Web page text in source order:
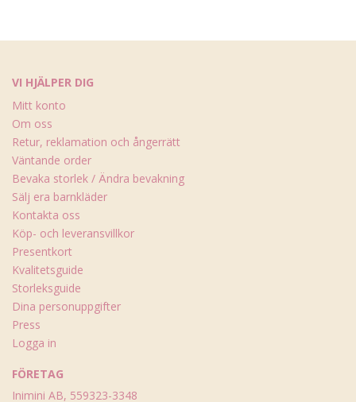
VI HJÄLPER DIG
Mitt konto
Om oss
Retur, reklamation och ångerrätt
Väntande order
Bevaka storlek / Ändra bevakning
Sälj era barnkläder
Kontakta oss
Köp- och leveransvillkor
Presentkort
Kvalitetsguide
Storleksguide
Dina personuppgifter
Press
Logga in
FÖRETAG
Inimini AB, 559323-3348